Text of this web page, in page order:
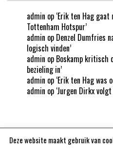
admin op ‘Erik ten Hag
Tottenham Hotspur’
admin op Denzel Dumfries
logisch vinden’
admin op Boskamp kritisch
bezieling in’
admin op ‘Erik ten Hag was
admin op ‘Jurgen Dirkx
Deze website maakt gebruik van